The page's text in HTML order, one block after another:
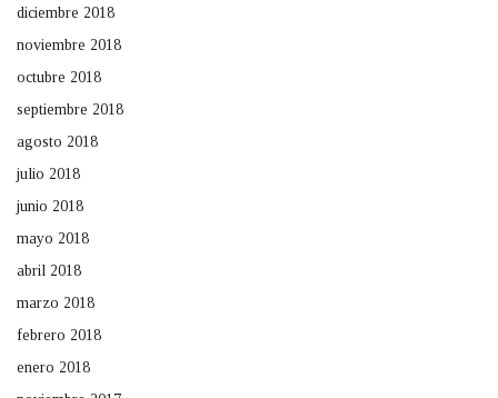
diciembre 2018
noviembre 2018
octubre 2018
septiembre 2018
agosto 2018
julio 2018
junio 2018
mayo 2018
abril 2018
marzo 2018
febrero 2018
enero 2018